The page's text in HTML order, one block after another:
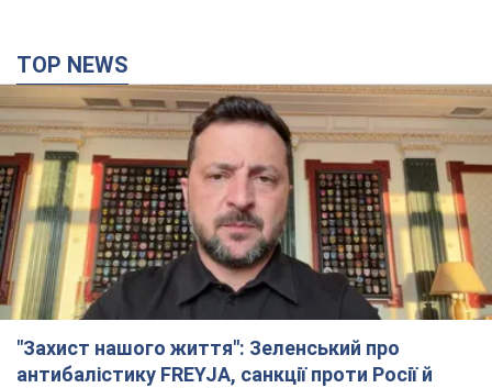
TOP NEWS
"Захист нашого життя": Зеленський про
антибалістику FREYJA, санкції проти Росії й